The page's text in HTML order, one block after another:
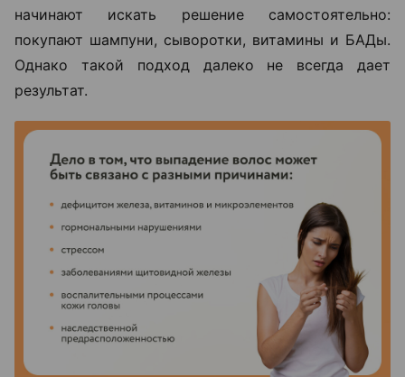
начинают искать решение самостоятельно:
покупают шампуни, сыворотки, витамины и БАДы.
Однако такой подход далеко не всегда дает
результат.